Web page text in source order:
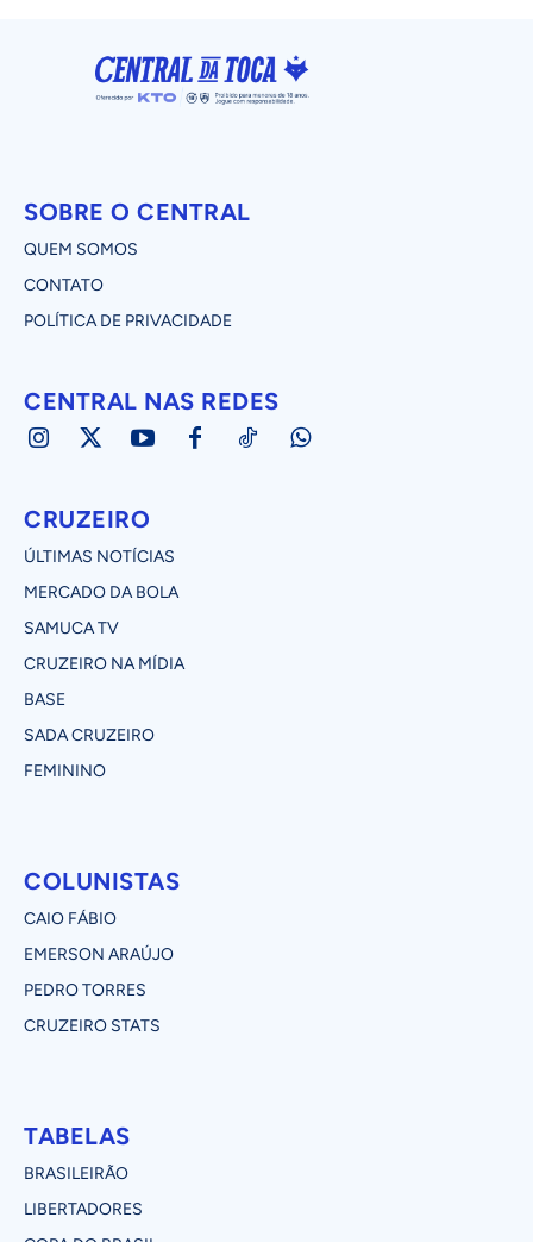
SOBRE O CENTRAL
QUEM SOMOS
CONTATO
POLÍTICA DE PRIVACIDADE
CENTRAL NAS REDES
CRUZEIRO
ÚLTIMAS NOTÍCIAS
MERCADO DA BOLA
SAMUCA TV
CRUZEIRO NA MÍDIA
BASE
SADA CRUZEIRO
FEMININO
COLUNISTAS
CAIO FÁBIO
EMERSON ARAÚJO
PEDRO TORRES
CRUZEIRO STATS
TABELAS
BRASILEIRÃO
LIBERTADORES